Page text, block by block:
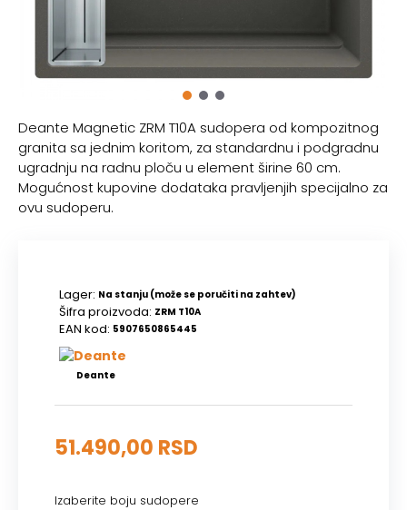
Deante Magnetic ZRM T10A sudopera od kompozitnog
granita sa jednim koritom, za standardnu i podgradnu
ugradnju na radnu ploču u element širine 60 cm.
Mogućnost kupovine dodataka pravljenjih specijalno za
ovu sudoperu.
Lager: Na stanju (može se poručiti na zahtev)
Šifra proizvoda: ZRM T10A
EAN kod: 5907650865445
Deante
51.490,00 RSD
Izaberite boju sudopere